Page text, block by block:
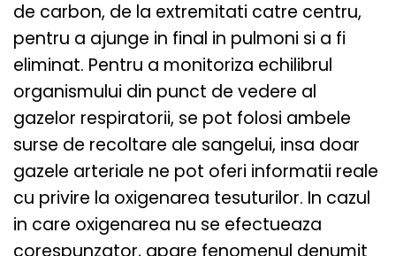
de carbon, de la extremitati catre centru,
pentru a ajunge in final in pulmoni si a fi
eliminat. Pentru a monitoriza echilibrul
organismului din punct de vedere al
gazelor respiratorii, se pot folosi ambele
surse de recoltare ale sangelui, insa doar
gazele arteriale ne pot oferi informatii reale
cu privire la oxigenarea tesuturilor. In cazul
in care oxigenarea nu se efectueaza